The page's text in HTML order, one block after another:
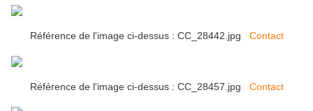
Référence de l'image ci-dessus : CC_28442.jpg Contact
Référence de l'image ci-dessus : CC_28457.jpg Contact